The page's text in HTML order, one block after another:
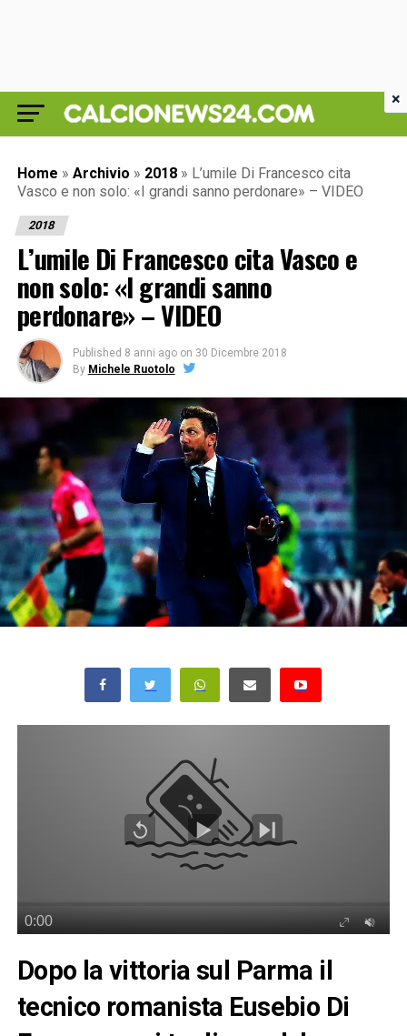
Home » Archivio » 2018 » L’umile Di Francesco cita
Vasco e non solo: «I grandi sanno perdonare» – VIDEO
2018
L’umile Di Francesco cita Vasco e
non solo: «I grandi sanno
perdonare» – VIDEO
Published 8 anni ago on 30 Dicembre 2018
By Michele Ruotolo
Dopo la vittoria sul Parma il
tecnico romanista Eusebio Di
×